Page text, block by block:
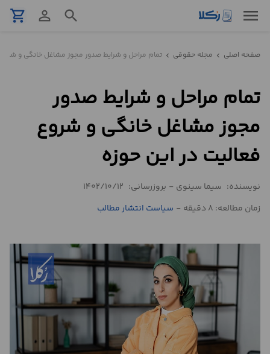
menu
search
person_outline
shopping_cart
نمونه
تنظیم
مشاوره
حقوقی
استعلام
محاسبه
آنلاین
تماس
صفحه اصلی chevron_left مجله حقوقی chevron_left تمام مراحل و شرایط صدور مجوز مشاغل خانگی و
تمام مراحل و شرایط صدور
مجوز مشاغل خانگی و شروع
فعالیت در این حوزه
نویسنده: سیما سینوی - بروزرسانی: 1402/10/12
زمان مطالعه: 8 دقیقه
- سیاست انتشار مطالب